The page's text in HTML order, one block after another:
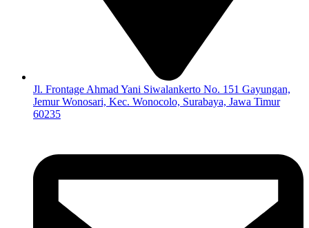
Jl. Frontage Ahmad Yani Siwalankerto No. 151 Gayungan,
Jemur Wonosari, Kec. Wonocolo, Surabaya, Jawa Timur
60235